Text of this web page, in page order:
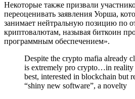
Некоторые также призвали
переоценивать заявления Уорша,
занимает нейтральную позицию по
криптовалютам, называя биткоин
программным обеспечением».
Despite the crypto mafia already
is extremely pro crypto…in reality
best, interested in blockchain but
“shiny new software”, a novelty